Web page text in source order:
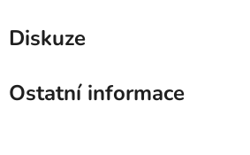
Diskuze
Ostatní informace